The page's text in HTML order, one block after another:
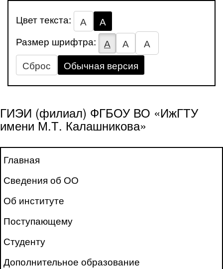
Цвет текста: А
А
Размер шрифтра:
А А
А
Сброс
Обычная версия
ГИЭИ (филиал) ФГБОУ ВО «ИжГТУ
имени М.Т. Калашникова»
Главная
Сведения об ОО
Об институте
Поступающему
Студенту
Дополнительное образование